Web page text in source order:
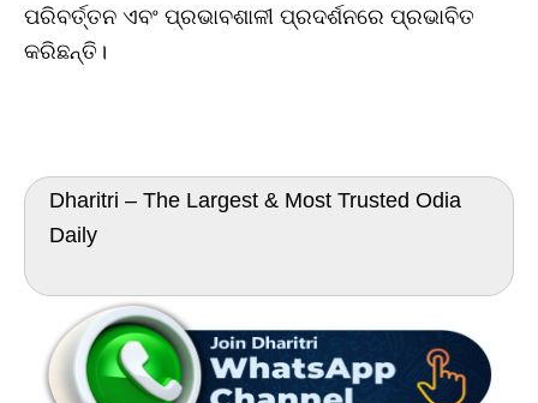
ପରିବର୍ତ୍ତନ ଏବଂ ପ୍ରଭାବଶାଳୀ ପ୍ରଦର୍ଶନରେ ପ୍ରଭାବିତ
କରିଛନ୍ତି।
Dharitri – The Largest & Most Trusted Odia
Daily